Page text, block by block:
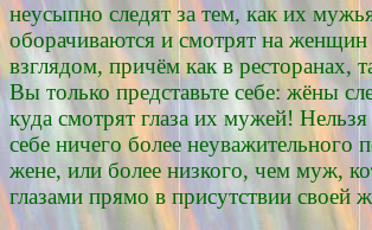
неусыпно следят за тем, как их
оборачиваются и смотрят на
взглядом, причём как в ресторанах,
Вы только представьте себе: жёны
куда смотрят глаза их мужей! Нельзя
себе ничего более
жене, или более низкого, чем муж,
глазами прямо в присутствии своей